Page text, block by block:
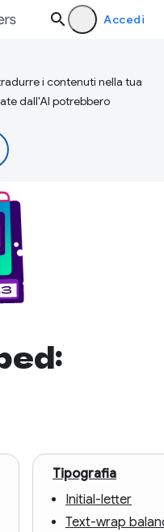
Accedi
i contenuti nella tua
dall'AI potrebbero
Tipografia
Initial-letter
Text-wrap